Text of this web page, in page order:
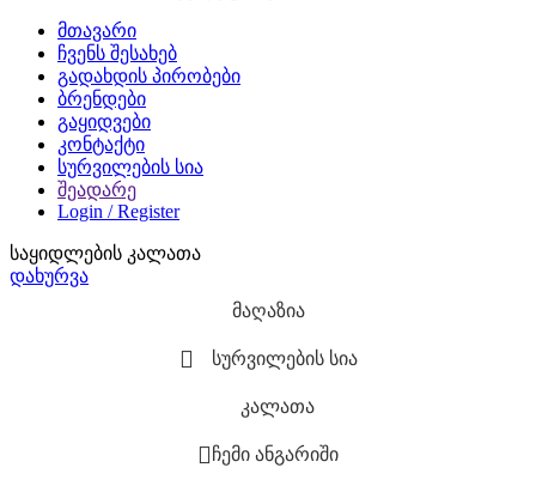
მთავარი
ჩვენს შესახებ
გადახდის პირობები
ბრენდები
გაყიდვები
კონტაქტი
სურვილების სია
შეადარე
Login / Register
საყიდლების კალათა
დახურვა
მაღაზია
სურვილების სია
კალათა
ჩემი ანგარიში